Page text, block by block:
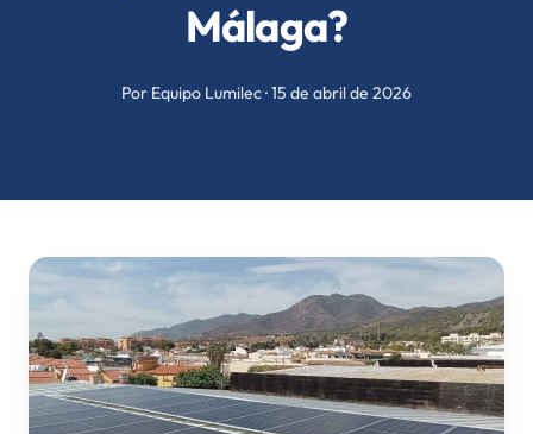
Málaga?
Por Equipo Lumilec · 15 de abril de 2026